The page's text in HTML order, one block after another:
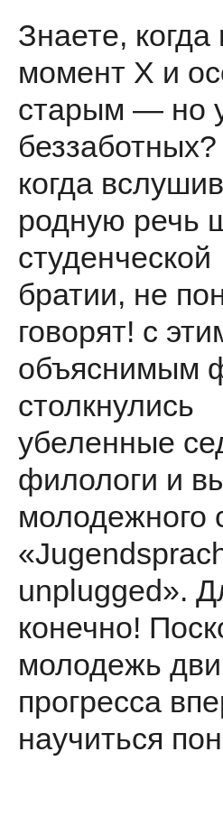
Знаете,
момент Х и
старым — но
когда
родную речь
студенческой
братии, не
говорят! с
объяснимым
столкнулись
убеленные
филологи и
молодежного
unplugged».
конечно!
молодежь
прогресса
научиться